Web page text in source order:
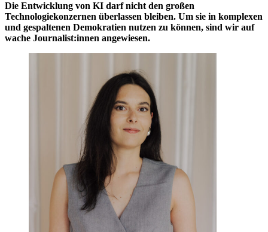
Die Entwicklung von KI darf nicht den großen
Technologiekonzernen überlassen bleiben. Um sie in komplexen
und gespaltenen Demokratien nutzen zu können, sind wir auf
wache Journalist:innen angewiesen.